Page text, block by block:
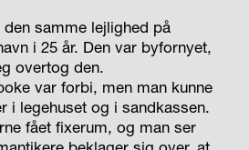
den samme lejlighed på
i 25 år. Den var byfornyet,
overtog den.
var forbi, men man kunne
i legehuset og i sandkassen.
fået fixerum, og man ser